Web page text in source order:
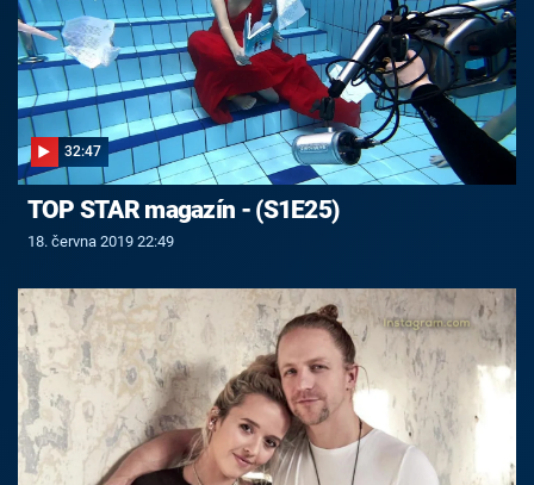
32:47
TOP STAR magazín - (S1E25)
18. června 2019 22:49